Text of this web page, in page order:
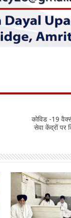
कोविड -19
सेवा केंद्रों पर